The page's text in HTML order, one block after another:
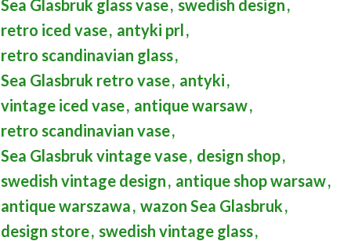
Sea Glasbruk glass vase, swedish design,
retro iced vase, antyki prl,
retro scandinavian glass,
Sea Glasbruk retro vase, antyki,
vintage iced vase, antique warsaw,
retro scandinavian vase,
Sea Glasbruk vintage vase, design shop,
swedish vintage design, antique shop warsaw,
antique warszawa, wazon Sea Glasbruk,
design store, swedish vintage glass,